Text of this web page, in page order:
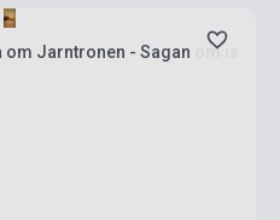
om Jarntronen - Sagan om is